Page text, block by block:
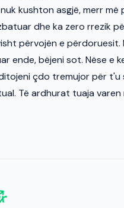
kushton asgjë, merr më
dhe ka zero rrezik
përvojën e përdoruesit.
ende, bëjeni sot. Nëse e
çdo tremujor për t'u
Të ardhurat tuaja varen